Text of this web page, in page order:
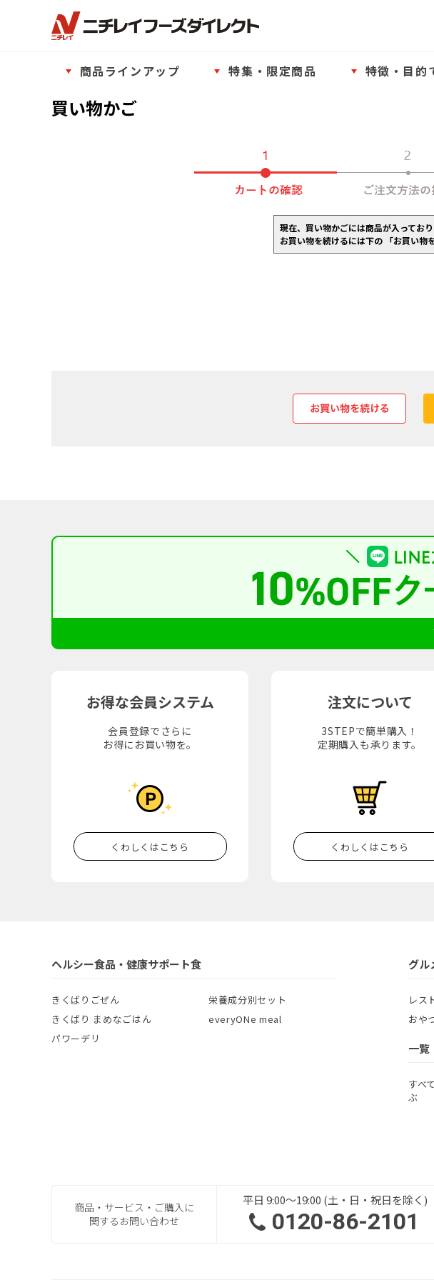
商品ラインアップ 特集・限定商品 特徴・目的
買い物かご
現在、買い物かごには商品が入っており
お買い物を続けるには下の 「お買い物
お得な会員システム
会員登録でさらに
お得にお買い物を。
くわしくはこちら
注文について
3STEPで簡単購入！
定期購入も承ります。
くわしくはこちら
ヘルシー食品・健康サポート食
きくばりごぜん
きくばり まめなごはん
パワーデリ
栄養成分別セット
everyONe meal
グル
レス
おや
一覧
すべ
ぶ
商品・サービス・ご購入に
関するお問い合わせ
平日 9:00～19:00 (土・日・祝日を除く)
0120-86-2101